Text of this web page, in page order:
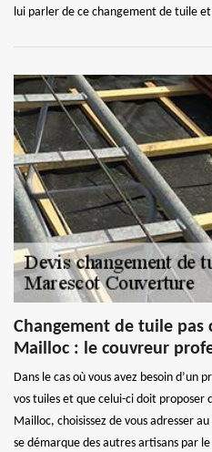
lui parler de ce changement de tuile
Changement de tuile pas
Mailloc : le couvreur
Dans le cas où vous avez besoin d’un
vos tuiles et que celui-ci doit proposer
Mailloc, choisissez de vous adresser
se démarque des autres artisans par